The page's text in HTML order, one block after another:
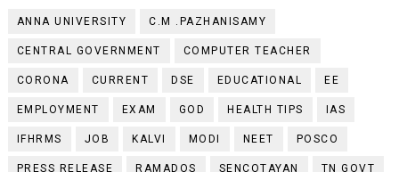
ANNA UNIVERSITY C.M .PAZHANISAMY
CENTRAL GOVERNMENT COMPUTER TEACHER
CORONA CURRENT DSE EDUCATIONAL EE
EMPLOYMENT EXAM GOD HEALTH TIPS IAS
IFHRMS JOB KALVI MODI NEET POSCO
PRESS RELEASE RAMADOS SENCOTAYAN TN GOVT